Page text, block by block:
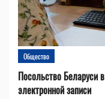
Общество
Посольство Беларуси
электронной записи